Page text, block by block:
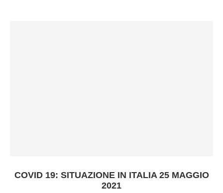
COVID 19: SITUAZIONE IN ITALIA 25 MAGGIO
2021